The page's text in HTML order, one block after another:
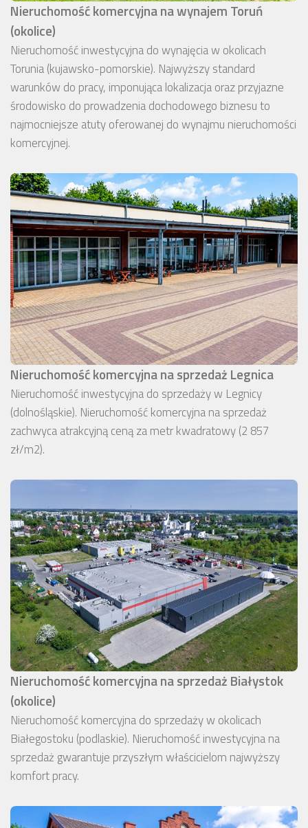
Nieruchomość komercyjna na wynajem Toruń
(okolice)
Nieruchomość inwestycyjna do wynajęcia w okolicach
Torunia (kujawsko-pomorskie). Najwyższy standard
warunków do pracy, imponująca lokalizacja oraz przyjazne
środowisko do prowadzenia dochodowego biznesu to
najmocniejsze atuty oferowanej do wynajmu nieruchomości
komercyjnej.
Nieruchomość komercyjna na sprzedaż Legnica
Nieruchomość inwestycyjna do sprzedaży w Legnicy
(dolnośląskie). Nieruchomość komercyjna na sprzedaż
zachwyca atrakcyjną ceną za metr kwadratowy (2 857
zł/m2).
Nieruchomość komercyjna na sprzedaż Białystok
(okolice)
Nieruchomość komercyjna do sprzedaży w okolicach
Białegostoku (podlaskie). Nieruchomość inwestycyjna na
sprzedaż gwarantuje przyszłym właścicielom najwyższy
komfort pracy.